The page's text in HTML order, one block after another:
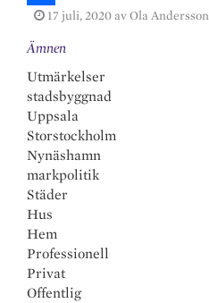
e
d
I
n
e
b
o
o
k
m
a
i
l
h
a
r
e
17 juli, 2020 av Ola Andersson
Ämnen
Utmärkelser
stadsbyggnad
Uppsala
Storstockholm
Nynäshamn
markpolitik
Städer
Hus
Hem
Professionell
Privat
Offentlig